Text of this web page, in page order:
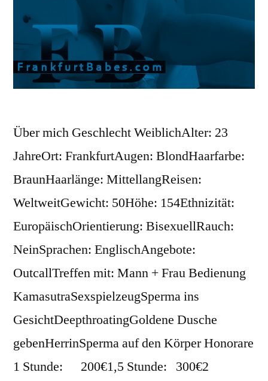
Über mich Geschlecht WeiblichAlter: 23
JahreOrt: FrankfurtAugen: BlondHaarfarbe:
BraunHaarlänge: MittellangReisen:
WeltweitGewicht: 50Höhe: 154Ethnizität:
EuropäischOrientierung: BisexuellRauch:
NeinSprachen: EnglischAngebote:
OutcallTreffen mit: Mann + Frau Bedienung
KamasutraSexspielzeugSperma ins
GesichtDeepthroatingGoldene Dusche
gebenHerrinSperma auf den Körper Honorare
1 Stunde: 200€1,5 Stunde: 300€2